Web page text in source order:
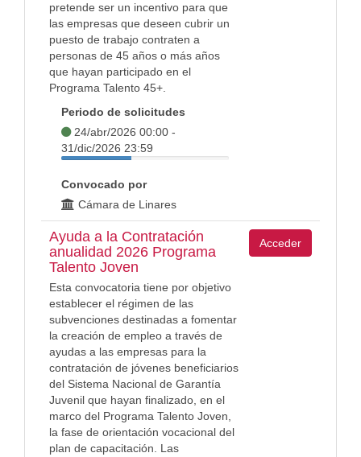
pretende ser un incentivo para que
las empresas que deseen cubrir un
puesto de trabajo contraten a
personas de 45 años o más años
que hayan participado en el
Programa Talento 45+.
Periodo de solicitudes
24/abr/2026 00:00 -
31/dic/2026 23:59
Convocado por
Cámara de Linares
Ayuda a la Contratación
anualidad 2026 Programa
Talento Joven
Esta convocatoria tiene por objetivo
establecer el régimen de las
subvenciones destinadas a fomentar
la creación de empleo a través de
ayudas a las empresas para la
contratación de jóvenes beneficiarios
del Sistema Nacional de Garantía
Juvenil que hayan finalizado, en el
marco del Programa Talento Joven,
la fase de orientación vocacional del
plan de capacitación. Las
Acceder